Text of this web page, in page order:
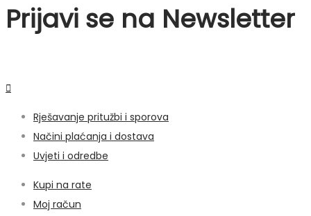
Prijavi se na Newsletter
Rješavanje pritužbi i sporova
Načini plaćanja i dostava
Uvjeti i odredbe
Kupi na rate
Moj račun